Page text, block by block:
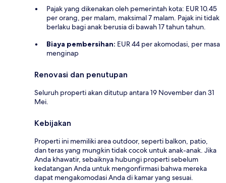
Pajak yang dikenakan oleh pemerintah kota: EUR 10.45
per orang, per malam, maksimal 7 malam. Pajak ini tidak
berlaku bagi anak berusia di bawah 17 tahun tahun.
Biaya pembersihan: EUR 44 per akomodasi, per masa
menginap
Renovasi dan penutupan
Seluruh properti akan ditutup antara 19 November dan 31
Mei.
Kebijakan
Properti ini memiliki area outdoor, seperti balkon, patio,
dan teras yang mungkin tidak cocok untuk anak-anak. Jika
Anda khawatir, sebaiknya hubungi properti sebelum
kedatangan Anda untuk mengonfirmasi bahwa mereka
dapat mengakomodasi Anda di kamar yang sesuai.